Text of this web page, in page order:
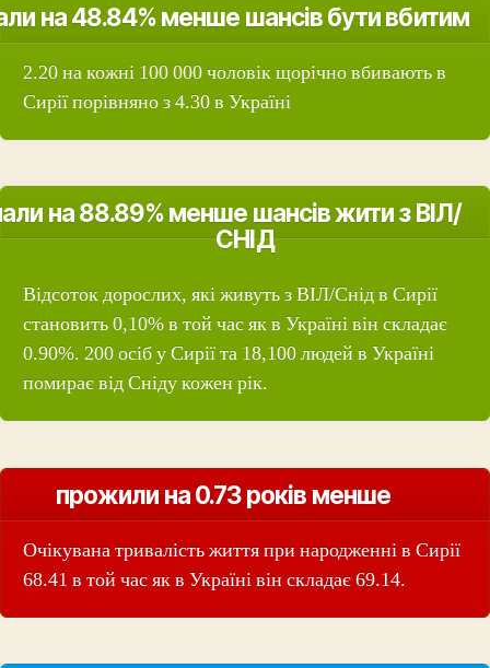
на 48.84% менше шансів бути вбитим
2.20 на кожні 100 000 чоловік щорічно вбивають в
Сирії порівняно з 4.30 в Україні
на 88.89% менше шансів жити з ВІЛ/
СНІД
Відсоток дорослих, які живуть з ВІЛ/Снід в Сирії
становить 0,10% в той час як в Україні він складає
0.90%. 200 осіб у Сирії та 18,100 людей в Україні
помирає від Сніду кожен рік.
прожили на 0.73 років менше
Очікувана тривалість життя при народженні в Сирії
68.41 в той час як в Україні він складає 69.14.